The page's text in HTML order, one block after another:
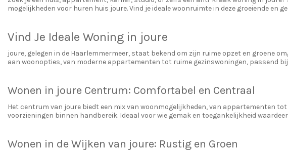
mogelijkheden voor huren huis joure. Vind je ideale woonruimte in deze groeiende en
Vind Je Ideale Woning in joure
joure, gelegen in de Haarlemmermeer, staat bekend om zijn ruime opzet en groene
aan woonopties, van moderne appartementen tot ruime gezinswoningen, passend
Wonen in joure Centrum: Comfortabel en Centraal
Het centrum van joure biedt een mix van woonmogelijkheden, van appartementen
voorzieningen binnen handbereik. Ideaal voor wie gemak en toegankelijkheid
Wonen in de Wijken van joure: Rustig en Groen